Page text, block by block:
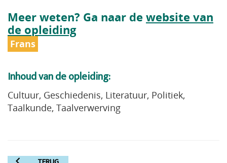
Meer weten? Ga naar de website van
de opleiding
Frans
Inhoud van de opleiding:
Cultuur, Geschiedenis, Literatuur, Politiek,
Taalkunde, Taalverwerving